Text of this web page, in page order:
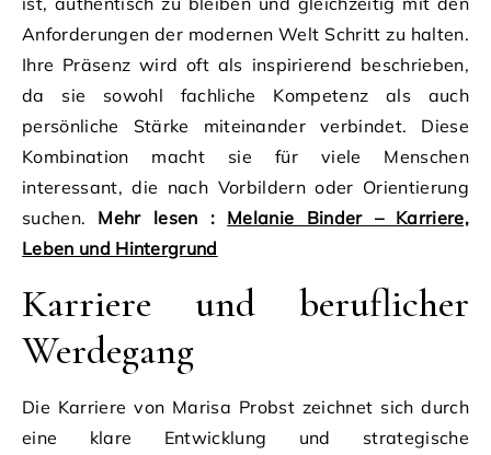
Anforderungen der modernen Welt Schritt zu halten.
Ihre Präsenz wird oft als inspirierend beschrieben,
da sie sowohl fachliche Kompetenz als auch
persönliche Stärke miteinander verbindet. Diese
Kombination macht sie für viele Menschen
interessant, die nach Vorbildern oder Orientierung
suchen. Mehr lesen : Melanie Binder – Karriere,
Leben und Hintergrund
Karriere und beruflicher
Werdegang
Die Karriere von Marisa Probst zeichnet sich durch
eine klare Entwicklung und strategische